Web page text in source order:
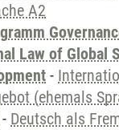
A2
Law of Global
-
(ehemals
- Deutsch als